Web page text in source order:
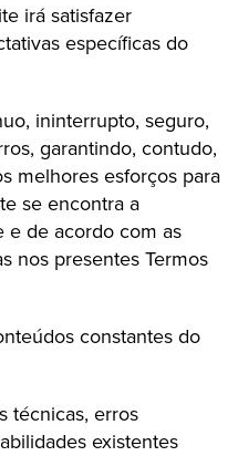
irá satisfazer
específicas do
ininterrupto, seguro,
garantindo, contudo,
melhores esforços para
se encontra a
e de acordo com as
nos presentes Termos
constantes do
técnicas, erros
existentes